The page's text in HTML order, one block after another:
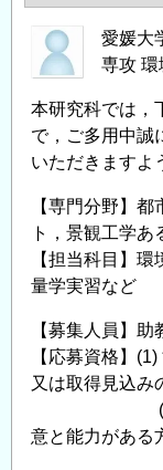
研
究
科
開
発
術
講
座・
准
教
授
の
集
愛媛大
専攻
本研究科では，
で，ご多用中誠
いただきますよ
【専門分野】
ト，景観工学
【担当科目】
量学実習など
【募集人員】助
【応募資格】
又は取得見込み
(2) 教育と
意と能力がある